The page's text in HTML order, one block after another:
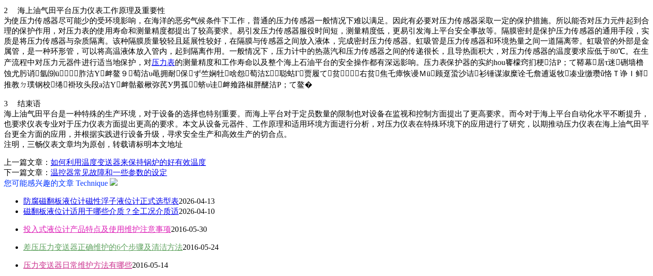
2 海上油气田平台压力仪表工作原理及重要性
为使压力传感器尽可能少的受环境影响，在海洋的恶劣气候条件下工作，普通的压力传感器一般情况下难以满足。因此有必要对压力传感器采取一定的保护措施。所以能否对压力元件起到合
理的保护作用，对压力表的使用寿命和测量精度都提出了较高要求。易引发压力传感器服役时间短，测量精度低，更易引发海上平台安全事故等。隔膜密封是保护压力传感器的通用手段，实
质是将压力传感器与杂质隔离。该种隔膜质量较轻且延展性较好，在隔膜与传感器之间放入液体，完成密封压力传感器。虹吸管是压力传感器和环境热量之间一道隔离带。虹吸管的外部是金
属管，是一种环形管，可以将高温液体放入管内，起到隔离作用。一般情况下，压力计中的热蒸汽和压力传感器之间的传递很长，且导热面积大，对压力传感器的温度要求应低于80℃。在生
产流程中对压力元器件进行适当地保护，对压力表的测量精度和工作寿命以及整个海上石油平台的安全操作都有深远影响。压力表保护器的实約hou饔檬窍扪梗沽Ρ；て鞯幕居τ迷硎墙橹
蚀尤肟诮氩⑼ü胙沽Υ衅鳌９萄沽υ黾拥耐保ず竺娴牡啥怨萄沽Σ聪蛄Γ贾履て贫⒔右贫焦乇瘴恢谩Ｍü顾趸蛩沙诘衫锤谋溆糜诠乇詹逋返牧凑业缴瓒ǖ恪Ｔ诤Ｉ鲜
推教ㄉ璞钢校绻褂玫头段а沽Υ衅骷觳楸弥芪У男孤蛴υ诖衅飨路椒胖醚沽Ρ；て鳌�
3 结束语
海上油气田平台是一种特殊的生产环境，对于设备的选择也特别重要。而海上平台对于定员数量的限制也对设备在监视和控制方面提出了更高要求。而今对于海上平台自动化水平不断提升，
也要求仪表专业对于压力仪表方面提出更高的要求。本文从设备元器件、工作原理和适用环境方面进行分析，对压力仪表在特殊环境下的应用进行了研究，以期推动压力仪表在海上油气田平
台更全方面的应用，并根据实践进行设备升级，寻求安全生产和高效生产的切合点。
注明，三畅仪表文章均为原创，转载请标明本文地址
上一篇文章： 如何利用温度变送器来保持锅炉的好有效温度
下一篇文章： 温控器常见故障和一些参数的设定
您可能感兴趣的文章 Technique
防腐磁翻板液位计磁性浮子液位计正式选型表2026-04-13
磁翻板液位计适用于哪些介质？全工况介质适2026-04-10
投入式液位计产品特点及使用维护注意事项2016-05-30
差压压力变送器正确维护的6个步骤及清洁方法2016-05-24
压力变送器日常维护方法有哪些2016-05-14